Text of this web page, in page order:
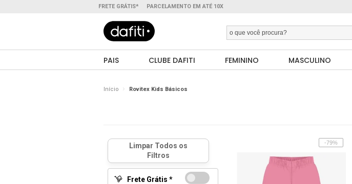
FRETE GRÁTIS* PARCELAMENTO EM ATÉ 10X
PAIS CLUBE DAFITI FEMININO MASCULINO
Início Rovitex Kids Básicos
Frete Grátis *
-79%